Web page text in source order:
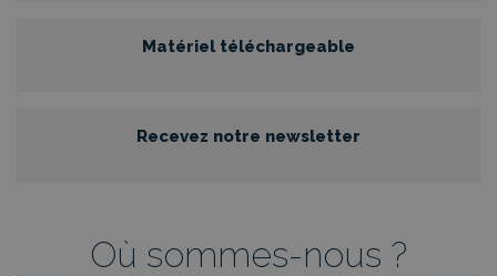
Matériel téléchargeable
Recevez notre newsletter
Où sommes-nous ?